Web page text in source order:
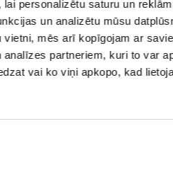
personalizētu saturu un
un analizētu mūsu
vietni, mēs arī kopīgojam ar
partneriem, kuri to var
vai ko viņi apkopo, kad